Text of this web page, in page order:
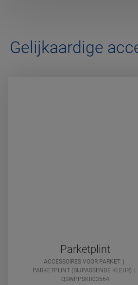
Gelijkaardige
Parketplint
ACCESSOIRES VOOR PARKET
PARKETPLINT (BIJPASSENDE KLEUR)
QSWPPSKR03564